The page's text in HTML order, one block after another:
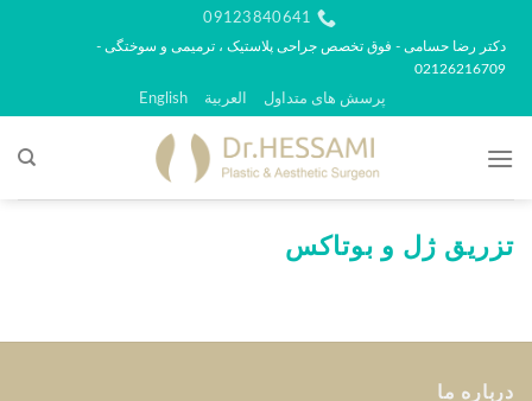
محتوا
09123840641
دکتر رضا حسامی - فوق تخصص جراحی پلاستیک ، ترمیمی و سوختگی -
02126216709
پرسش های متداول العربية English
تزریق ژل و بوتاکس
درباره ما